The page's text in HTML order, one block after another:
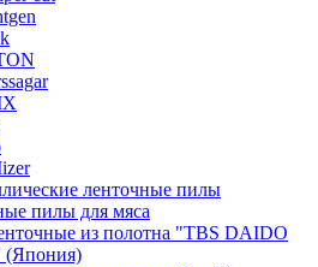
ленточные пилы
пилы для мяса
из полотна "TBS DAIDO
(Япония)